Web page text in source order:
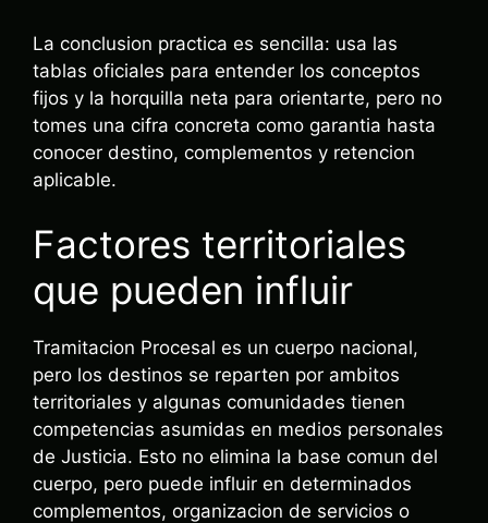
La conclusion practica es sencilla: usa las
tablas oficiales para entender los conceptos
fijos y la horquilla neta para orientarte, pero no
tomes una cifra concreta como garantia hasta
conocer destino, complementos y retencion
aplicable.
Factores territoriales
que pueden influir
Tramitacion Procesal es un cuerpo nacional,
pero los destinos se reparten por ambitos
territoriales y algunas comunidades tienen
competencias asumidas en medios personales
de Justicia. Esto no elimina la base comun del
cuerpo, pero puede influir en determinados
complementos, organizacion de servicios o